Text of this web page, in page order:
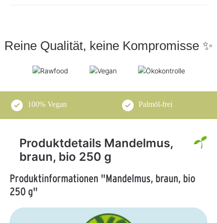
Reine Qualität, keine Kompromisse ✨
100% Vegan Palmöl-frei
Produktdetails Mandelmus,
braun, bio 250 g
Produktinformationen "Mandelmus, braun, bio
250 g"